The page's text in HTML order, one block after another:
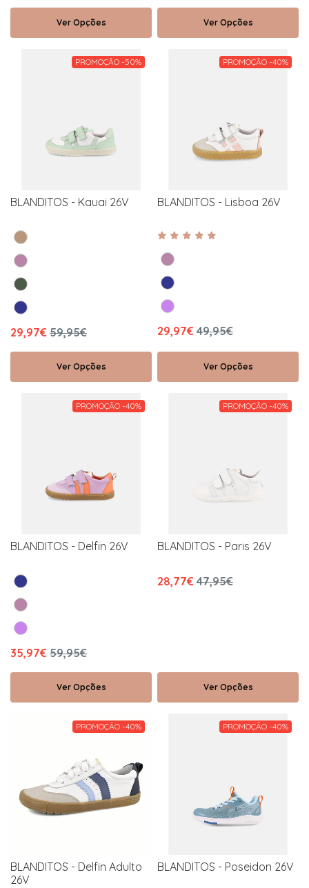
Ver Opções Ver Opções
PROMOÇÃO -50%
BLANDITOS - Kauai 26V
29,97€ 59,95€
Ver Opções
PROMOÇÃO -40%
BLANDITOS - Lisboa 26V
29,97€ 49,95€
Ver Opções
PROMOÇÃO -40%
BLANDITOS - Delfin 26V
35,97€ 59,95€
Ver Opções
PROMOÇÃO -40%
BLANDITOS - Paris 26V
28,77€ 47,95€
Ver Opções
PROMOÇÃO -40%
BLANDITOS - Delfin Adulto
26V
PROMOÇÃO -40%
BLANDITOS - Poseidon 26V